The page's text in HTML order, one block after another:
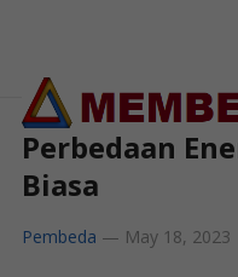
Perbedaan
Biasa
Pembeda — May 18, 2023